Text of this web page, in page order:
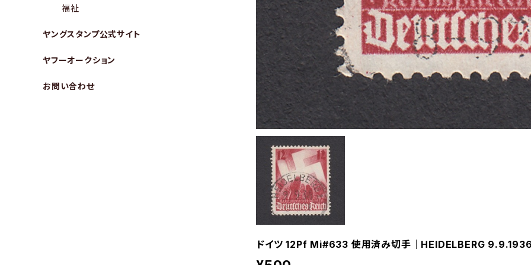
ドイツ 12Pf Mi#633 使用済み切手｜HEIDELBERG
福祉
ヤングスタンプ公式サイト
ヤフーオークション
お問い合わせ